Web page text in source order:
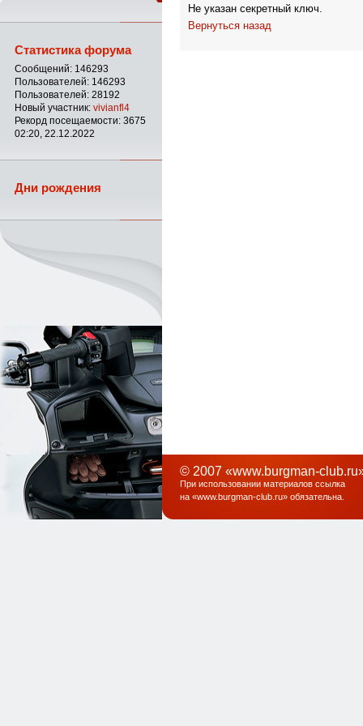
Не указан секретный ключ.
Вернуться назад
Статистика форума
Сообщений: 146293
Пользователей: 146293
Пользователей: 28192
Новый участник: vivianfl4
Рекорд посещаемости: 3675
02:20, 22.12.2022
Дни рождения
© 2007 «www.burgman-
При использовании материалов ссылка
на «www.burgman-club.ru» обязательна